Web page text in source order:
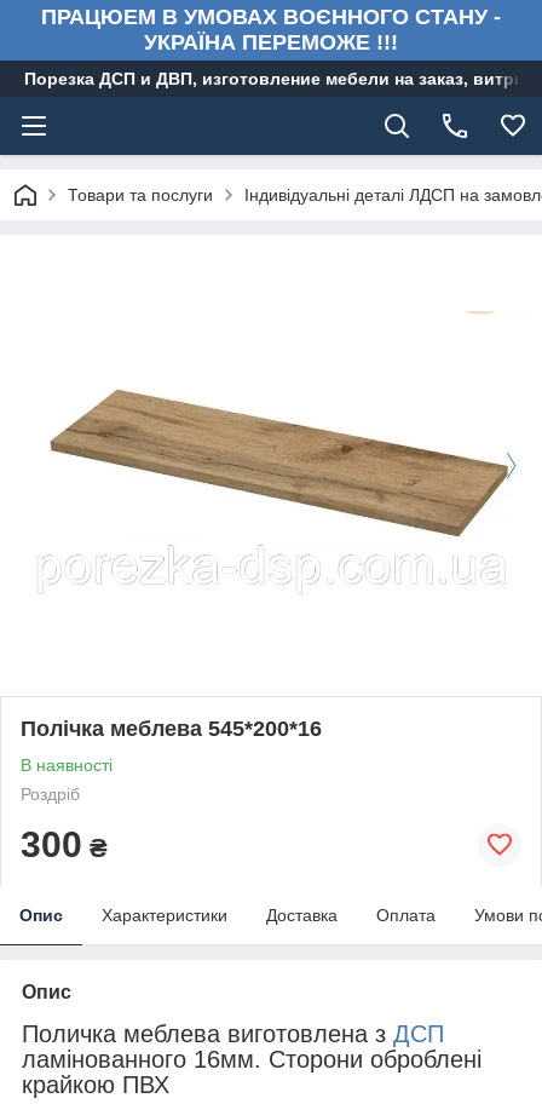
ПРАЦЮЕМ В УМОВАХ ВОЄННОГО СТАНУ -
УКРАЇНА ПЕРЕМОЖЕ !!!
Порезка ДСП и ДВП, изготовление мебели на заказ,
Товари та послуги Індивідуальні деталі ЛДСП на
Полічка меблева 545*200*16
В наявності
Роздріб
300 ₴
Опис Характеристики Доставка Оплата Умови
Опис
Поличка меблева виготовлена з ДСП
ламінованного 16мм. Сторони оброблені
крайкою ПВХ